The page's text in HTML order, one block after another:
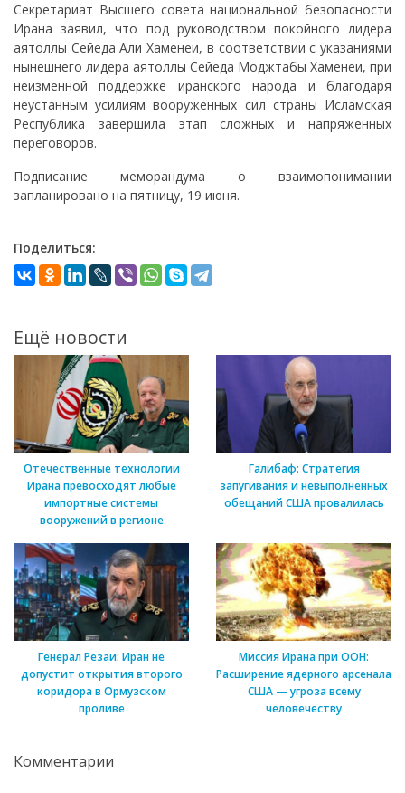
Секретариат Высшего совета национальной безопасности
Ирана заявил, что под руководством покойного лидера
аятоллы Сейеда Али Хаменеи, в соответствии с указаниями
нынешнего лидера аятоллы Сейеда Моджтабы Хаменеи, при
неизменной поддержке иранского народа и благодаря
неустанным усилиям вооруженных сил страны Исламская
Республика завершила этап сложных и напряженных
переговоров.
Подписание меморандума о взаимопонимании
запланировано на пятницу, 19 июня.
Поделиться:
Ещё новости
Отечественные технологии
Ирана превосходят любые
импортные системы
вооружений в регионе
Галибаф: Стратегия
запугивания и невыполненных
обещаний США провалилась
Генерал Резаи: Иран не
допустит открытия второго
коридора в Ормузском
проливе
Миссия Ирана при ООН:
Расширение ядерного арсенала
США — угроза всему
человечеству
Комментарии